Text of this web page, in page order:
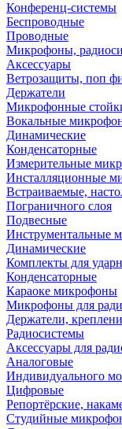
Конференц-системы
Беспроводные
Проводные
Микрофоны,
Аксессуары
Ветрозащиты, поп
Держатели
Микрофонные
Вокальные
Динамические
Конденсаторные
Измерительные
Инсталляционные
Встраиваемые,
Пограничного слоя
Подвесные
Инструментальные
Динамические
Комплекты для
Конденсаторные
Караоке микрофоны
Микрофоны для
Держатели,
Радиосистемы
Аксессуары для
Аналоговые
Индивидуального
Цифровые
Репортёрские,
Студийные